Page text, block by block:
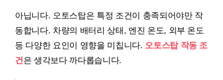
아닙니다. 오토스탑은 특정 조건이 충족되어야만 작
동합니다. 차량의 배터리 상태, 엔진 온도, 외부 온도
등 다양한 요인이 영향을 미칩니다. 오토스탑 작동 조
건은 생각보다 까다롭습니다.